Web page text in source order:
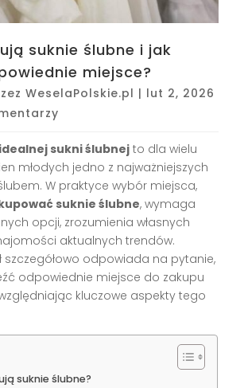
suknie ślubne i jak
miejsce?
WeselaPolskie.pl | lut 2, 2026
sukni ślubnej to dla wielu
młodych jedno z najważniejszych
W praktyce wybór miejsca,
suknie ślubne, wymaga
opcji, zrozumienia własnych
aktualnych trendów.
szczegółowo odpowiada na pytanie,
odpowiednie miejsce do zakupu
kluczowe aspekty tego
suknie ślubne?